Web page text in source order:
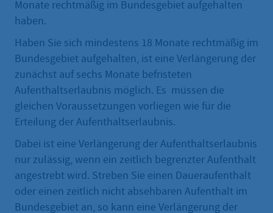
Monate rechtmäßig im Bundesgebiet aufgehalten
haben.
Haben Sie sich mindestens 18 Monate rechtmäßig im
Bundesgebiet aufgehalten, ist eine Verlängerung der
zunächst auf sechs Monate befristeten
Aufenthaltserlaubnis möglich. Es müssen die
gleichen Voraussetzungen vorliegen wie für die
Erteilung der Aufenthaltserlaubnis.
Dabei ist eine Verlängerung der Aufenthaltserlaubnis
nur zulässig, wenn ein zeitlich begrenzter Aufenthalt
angestrebt wird. Streben Sie einen Daueraufenthalt
oder einen zeitlich nicht absehbaren Aufenthalt im
Bundesgebiet an, so kann eine Verlängerung der